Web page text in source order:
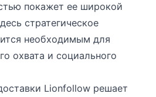
покажет ее широкой
стратегическое
необходимым для
охвата и социального
Lionfollow решает